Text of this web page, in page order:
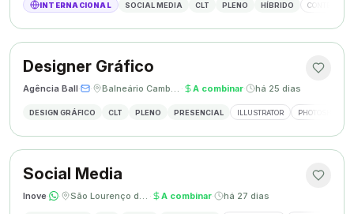
INTERNACIONAL SOCIAL MEDIA CLT PLENO HÍBRIDO CONTENT
Designer Gráfico
Agência Ball· · Balneário Camboriú, SC · A combinar· há 25 dias
DESIGN GRÁFICO CLT PLENO PRESENCIAL ILLUSTRATOR PHOTOSHOP
Social Media
Inove· · São Lourenço do Oeste, SC · A combinar· há 27 dias